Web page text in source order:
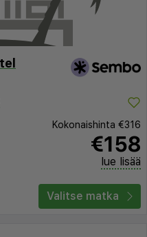
Kokonaishinta €316
€158
lue lisää
Valitse matka